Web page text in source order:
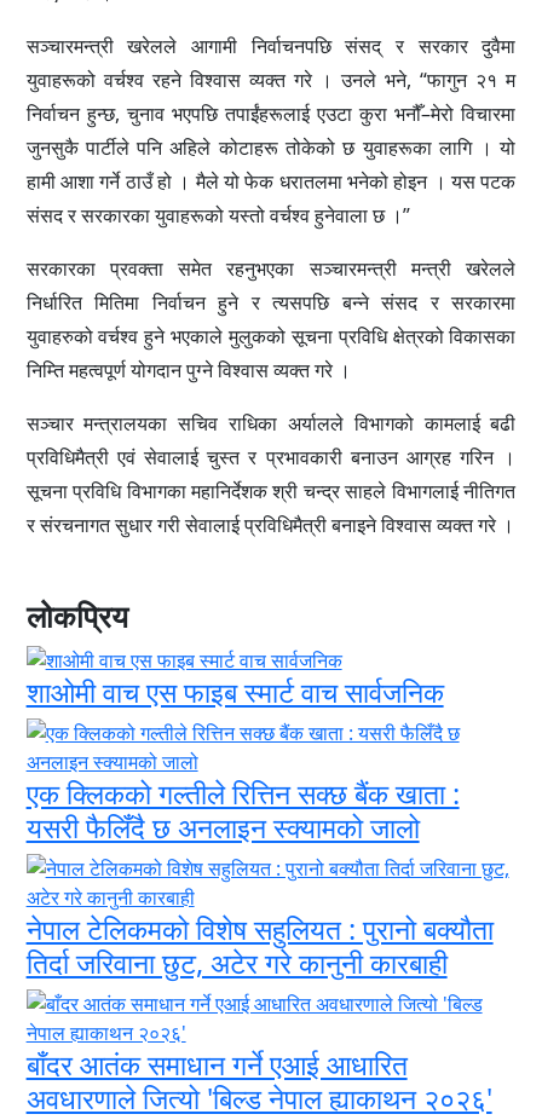
सञ्चारमन्त्री खरेलले आगामी निर्वाचनपछि संसद् र सरकार दुवैमा
युवाहरूको वर्चश्व रहने विश्वास व्यक्त गरे । उनले भने, “फागुन २१ म
निर्वाचन हुन्छ, चुनाव भएपछि तपाईंहरूलाई एउटा कुरा भनौँ–मेरो विचारमा
जुनसुकै पार्टीले पनि अहिले कोटाहरू तोकेको छ युवाहरूका लागि । यो
हामी आशा गर्ने ठाउँ हो । मैले यो फेक धरातलमा भनेको होइन । यस पटक
संसद र सरकारका युवाहरूको यस्तो वर्चश्व हुनेवाला छ ।”
सरकारका प्रवक्ता समेत रहनुभएका सञ्चारमन्त्री मन्त्री खरेलले
निर्धारित मितिमा निर्वाचन हुने र त्यसपछि बन्ने संसद र सरकारमा
युवाहरुको वर्चश्व हुने भएकाले मुलुकको सूचना प्रविधि क्षेत्रको विकासका
निम्ति महत्वपूर्ण योगदान पुग्ने विश्वास व्यक्त गरे ।
सञ्चार मन्त्रालयका सचिव राधिका अर्यालले विभागको कामलाई बढी
प्रविधिमैत्री एवं सेवालाई चुस्त र प्रभावकारी बनाउन आग्रह गरिन ।
सूचना प्रविधि विभागका महानिर्देशक श्री चन्द्र साहले विभागलाई नीतिगत
र संरचनागत सुधार गरी सेवालाई प्रविधिमैत्री बनाइने विश्वास व्यक्त गरे ।
लोकप्रिय
शाओमी वाच एस फाइब स्मार्ट वाच सार्वजनिक
एक क्लिकको गल्तीले रित्तिन सक्छ बैंक खाता :
यसरी फैलिँदै छ अनलाइन स्क्यामको जालो
नेपाल टेलिकमको विशेष सहुलियत : पुरानो बक्यौता
तिर्दा जरिवाना छुट, अटेर गरे कानुनी कारबाही
बाँदर आतंक समाधान गर्ने एआई आधारित
अवधारणाले जित्यो 'बिल्ड नेपाल ह्याकाथन २०२६'